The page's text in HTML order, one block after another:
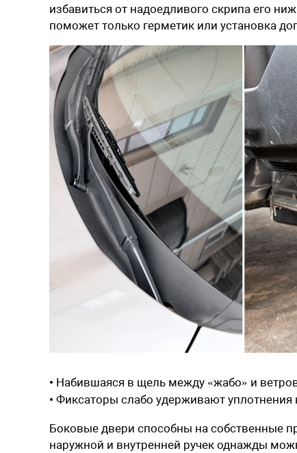
избавиться от надоедливого скрипа его
поможет только герметик или установка
• Набившаяся в щель между «жабо» и
• Фиксаторы слабо удерживают
Боковые двери способны на собственные
наружной и внутренней ручек однажды